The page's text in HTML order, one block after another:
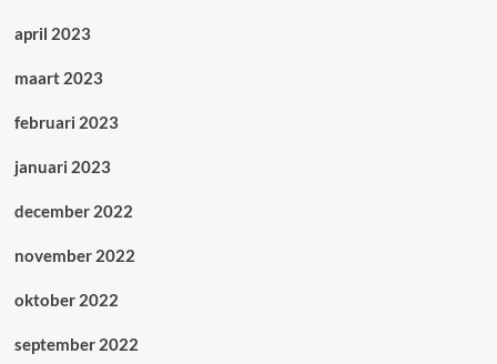
april 2023
maart 2023
februari 2023
januari 2023
december 2022
november 2022
oktober 2022
september 2022